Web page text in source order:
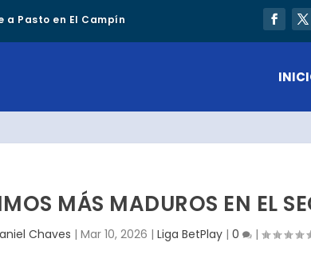
a Pasto en El Campín
MÁS MADUROS EN EL
Chaves | Mar 10, 2026 | Liga BetPlay | 0 |